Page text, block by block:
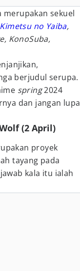
sekuel
Kimetsu no Yaiba,
KonoSuba,
berjudul serupa.
spring2024
dan jangan lupa
(2 April)
proyek
tayang pada
kala itu ialah